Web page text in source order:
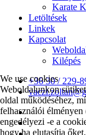
Karate
Letöltések
Linkek
Kapcsolat
Kilépés
+36 30 / 229-
We use cookies
Weboldalunkon
oldal működéséhez,
felhasználói
engedélyezi -e a
hogy ha elutasítja